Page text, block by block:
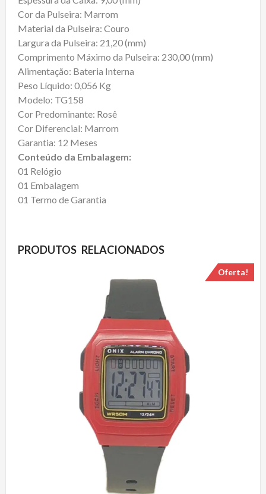
Cor da Pulseira: Marrom
Material da Pulseira: Couro
Largura da Pulseira: 21,20 (mm)
Comprimento Máximo da Pulseira: 230,00 (mm)
Alimentação: Bateria Interna
Peso Líquido: 0,056 Kg
Modelo: TG158
Cor Predominante: Rosê
Cor Diferencial: Marrom
Garantia: 12 Meses
Conteúdo da Embalagem:
01 Relógio
01 Embalagem
01 Termo de Garantia
PRODUTOS RELACIONADOS
Oferta!